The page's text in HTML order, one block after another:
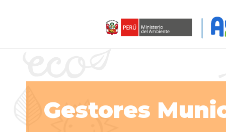
Gestores